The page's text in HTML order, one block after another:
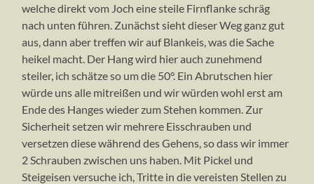
welche direkt vom Joch eine steile Firnflanke schräg
nach unten führen. Zunächst sieht dieser Weg ganz gut
aus, dann aber treffen wir auf Blankeis, was die Sache
heikel macht. Der Hang wird hier auch zunehmend
steiler, ich schätze so um die 50°. Ein Abrutschen hier
würde uns alle mitreißen und wir würden wohl erst am
Ende des Hanges wieder zum Stehen kommen. Zur
Sicherheit setzen wir mehrere Eisschrauben und
versetzen diese während des Gehens, so dass wir immer
2 Schrauben zwischen uns haben. Mit Pickel und
Steigeisen versuche ich, Tritte in die vereisten Stellen zu